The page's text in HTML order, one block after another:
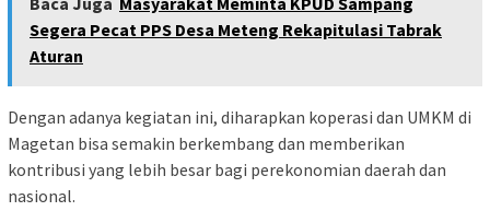
Segera Pecat PPS Desa Meteng Rekapitulasi Tabrak
Aturan
Dengan adanya kegiatan ini, diharapkan koperasi dan UMKM di
Magetan bisa semakin berkembang dan memberikan
kontribusi yang lebih besar bagi perekonomian daerah dan
nasional.